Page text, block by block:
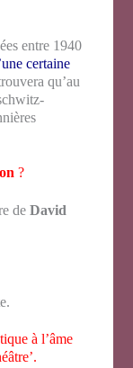
entre 1940
certaine
qu’au
?
de David
à l’âme